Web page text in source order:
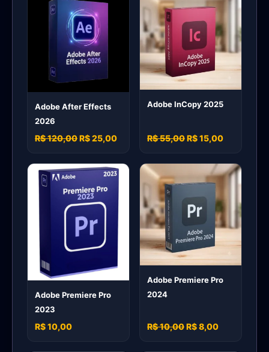
Adobe After Effects
2026
R$ 120,00R$ 25,00
Adobe InCopy 2025
R$ 55,00R$ 15,00
Adobe Premiere Pro
2023
R$ 10,00
Adobe Premiere Pro
2024
R$ 10,00R$ 8,00